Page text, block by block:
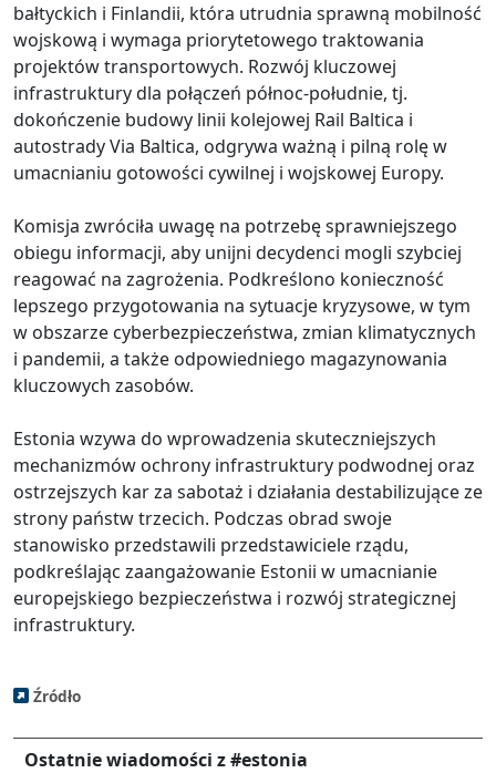
bałtyckich i Finlandii, która utrudnia sprawną mobilność
wojskową i wymaga priorytetowego traktowania
projektów transportowych. Rozwój kluczowej
infrastruktury dla połączeń północ-południe, tj.
dokończenie budowy linii kolejowej Rail Baltica i
autostrady Via Baltica, odgrywa ważną i pilną rolę w
umacnianiu gotowości cywilnej i wojskowej Europy.
Komisja zwróciła uwagę na potrzebę sprawniejszego
obiegu informacji, aby unijni decydenci mogli szybciej
reagować na zagrożenia. Podkreślono konieczność
lepszego przygotowania na sytuacje kryzysowe, w tym
w obszarze cyberbezpieczeństwa, zmian klimatycznych
i pandemii, a także odpowiedniego magazynowania
kluczowych zasobów.
Estonia wzywa do wprowadzenia skuteczniejszych
mechanizmów ochrony infrastruktury podwodnej oraz
ostrzejszych kar za sabotaż i działania destabilizujące ze
strony państw trzecich. Podczas obrad swoje
stanowisko przedstawili przedstawiciele rządu,
podkreślając zaangażowanie Estonii w umacnianie
europejskiego bezpieczeństwa i rozwój strategicznej
infrastruktury.
Źródło
Ostatnie wiadomości z #estonia